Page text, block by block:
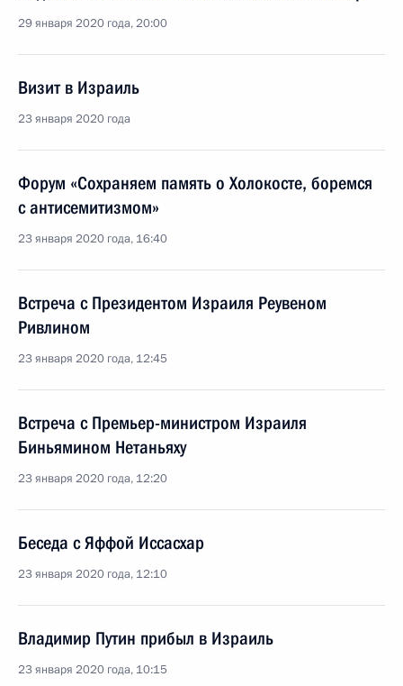
29 января 2020 года, 20:00
Визит в Израиль
23 января 2020 года
Форум «Сохраняем память о Холокосте, боремся
с антисемитизмом»
23 января 2020 года, 16:40
Встреча с Президентом Израиля Реувеном
Ривлином
23 января 2020 года, 12:45
Встреча с Премьер-министром Израиля
Биньямином Нетаньяху
23 января 2020 года, 12:20
Беседа с Яффой Иссасхар
23 января 2020 года, 12:10
Владимир Путин прибыл в Израиль
23 января 2020 года, 10:15